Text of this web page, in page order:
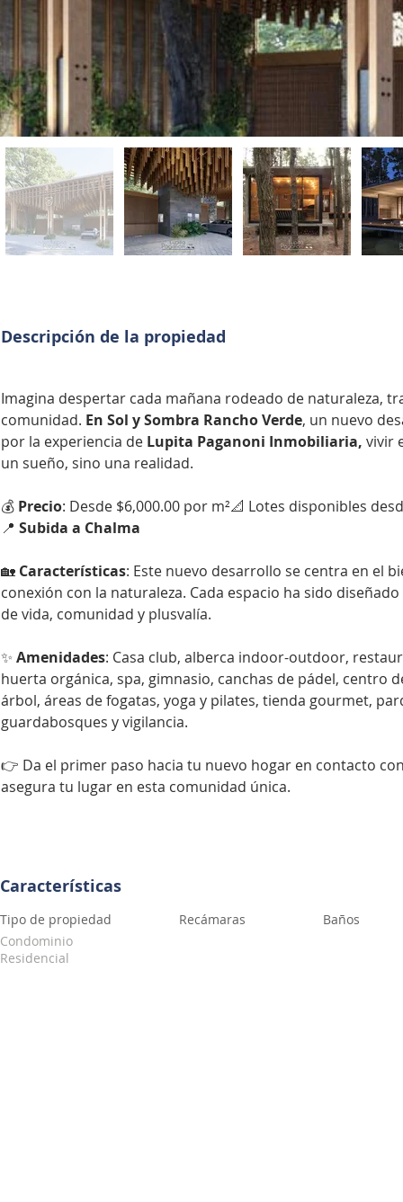
Descripción de la propiedad
Imagina despertar cada mañana rodeado de naturaleza,
comunidad. En Sol y Sombra Rancho Verde, un nuevo
por la experiencia de Lupita Paganoni Inmobiliaria, vivir
un sueño, sino una realidad.
💰 Precio: Desde $6,000.00 por m²📐 Lotes disponibles
📍 Subida a Chalma
🏡 Características: Este nuevo desarrollo se centra en el
conexión con la naturaleza. Cada espacio ha sido
de vida, comunidad y plusvalía.
✨ Amenidades: Casa club, alberca indoor-outdoor,
huerta orgánica, spa, gimnasio, canchas de pádel, centro
árbol, áreas de fogatas, yoga y pilates, tienda gourmet,
guardabosques y vigilancia.
👉 Da el primer paso hacia tu nuevo hogar en contacto
asegura tu lugar en esta comunidad única.
Características
Tipo de propiedad
Condominio
Residencial
Recámaras Baños